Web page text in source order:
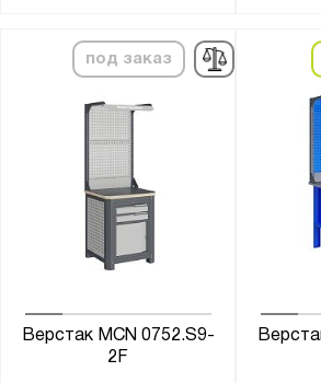
под заказ
Верстак MCN 0752.S9-
2F
Опция
С освещением
Тип покрытия поверхности:
монолитный поликарбонат
оцинкованное
порошковое
до